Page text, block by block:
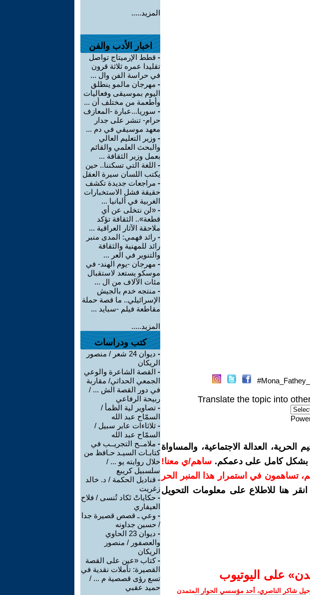
Translate the topic into
العدالة الاجتماعية، والمساواة
بشكل كامل على دعمكم. ساهم/ي معنا!
تساهمون في استمرار هذا المنبر الحر
انقر هنا للاطلاع على معلومات التحويل
على اليوتيوب
شاكر الناصري، أحد مؤسسي الحوار المتمدن
المزيد.....
اخبار الأدب والفن
- قطط الإرميتاج تواصل
تقليدا عمره ثلاثة قرون
في حراسة الفن وال ...
- مهرجان مالمو ينطلق
اليوم بموسيقى وفعاليات
وأطعمة من مختلف أن ...
- سوريا...عبارة -المعازف
حرام- تنشر على جدار
معهد موسيقي في دم ...
- وزير التعليم العالي
والبحث العلمي والقائم
بعمل وزير الثقافة ...
- اللغة التي تسكننا.. حين
يكتب اللسان سيرة العقل
- مراجعات جديدة تكشف
حقيقة فشل الاستخبارات
الغربية في ألبانيا ...
- «لن نتخلى عن أي
قطعة».. الثقافة تؤكد
ملاحقة الآثار العراقية ...
- رائد فهمي: المدى منبر
رائد للمهنية والثقافة
والتنوير في العر ...
- مهرجان -يوم الهند- في
موسكو يستعد لاستقبال
مئات الآلاف من ال ...
- منتجه خدم بالجيش
الإسرائيلي.. ما قصة حملة
مقاطعة فيلم -سبايد ...
المزيد.....
كتب ودراسات
-
ديوان 24 شعر / منصور
الريكان
- القصة الشاعرة والوعي
الجمعي الحداثي/ مقاربة
في دور القصة الش ... /
ربيحة الرفاعي
- تصاوير لية الظمأ /
السمّاح عبد الله
- ثلاثاءات عابر سبيل /
السمّاح عبد الله
- ملامــح التجريــب في
كتابـات السيـد حـافظ من
خلال روايته يو ... /
سلسبيل كريبع
- قناديل الحكمة / د. خالد
زغريت
- حكاياتْ تَكاد تُنسى / فلاح
العيفاري
- وعي ـ قصص قصيرة جدا
/ حسين جداونه
-
ديوان 23 الحاوي
والعصفور / منصور
الريكان
-كتاب «عين على القصة
القصيرة: تأملات نقدية في
تسع رؤى قصصية م ... /
حميد عقبي